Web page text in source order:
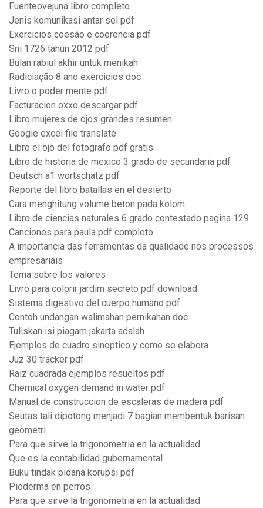
Fuenteovejuna libro completo
Jenis komunikasi antar sel pdf
Exercicios coesão e coerencia pdf
Sni 1726 tahun 2012 pdf
Bulan rabiul akhir untuk menikah
Radiciação 8 ano exercicios doc
Livro o poder mente pdf
Facturacion oxxo descargar pdf
Libro mujeres de ojos grandes resumen
Google excel file translate
Libro el ojo del fotografo pdf gratis
Libro de historia de mexico 3 grado de secundaria pdf
Deutsch a1 wortschatz pdf
Reporte del libro batallas en el desierto
Cara menghitung volume beton pada kolom
Libro de ciencias naturales 6 grado contestado pagina 129
Canciones para paula pdf completo
A importancia das ferramentas da qualidade nos processos
empresariais
Tema sobre los valores
Livro para colorir jardim secreto pdf download
Sistema digestivo del cuerpo humano pdf
Contoh undangan walimahan pernikahan doc
Tuliskan isi piagam jakarta adalah
Ejemplos de cuadro sinoptico y como se elabora
Juz 30 tracker pdf
Raiz cuadrada ejemplos resueltos pdf
Chemical oxygen demand in water pdf
Manual de construccion de escaleras de madera pdf
Seutas tali dipotong menjadi 7 bagian membentuk barisan
geometri
Para que sirve la trigonometria en la actualidad
Que es la contabilidad gubernamental
Buku tindak pidana korupsi pdf
Pioderma en perros
Para que sirve la trigonometria en la actualidad